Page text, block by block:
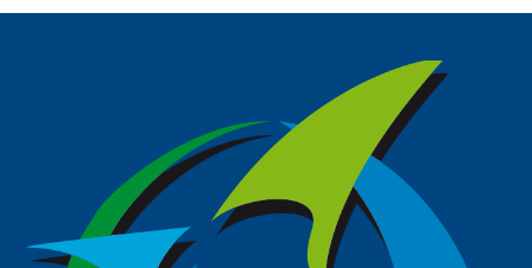
Beitrag:
Beitrag: